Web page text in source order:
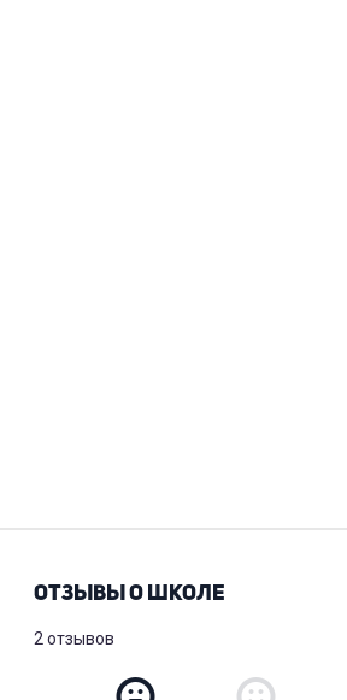
ОТЗЫВЫ О ШКОЛЕ
2 отзывов